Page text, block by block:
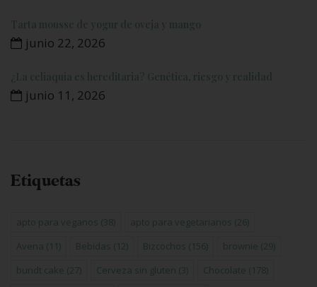
Tarta mousse de yogur de oveja y mango
junio 22, 2026
¿La celiaquía es hereditaria? Genética, riesgo y realidad
junio 11, 2026
Etiquetas
apto para veganos (38) apto para vegetarianos (26)
Avena (11) Bebidas (12) Bizcochos (156) brownie (29)
bundt cake (27) Cerveza sin gluten (3) Chocolate (178)